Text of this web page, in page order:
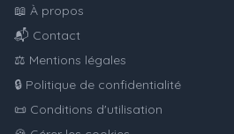
📖 À propos
📬 Contact
⚖️ Mentions légales
🔒 Politique de confidentialité
📜 Conditions d'utilisation